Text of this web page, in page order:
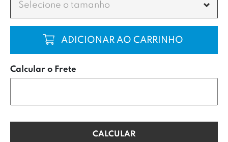
Selecione o tamanho
COMPRAR
Calcular o Frete